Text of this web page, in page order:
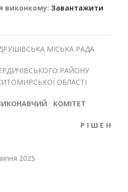
виконкому: Завантажити
МІСЬКА РАДА
РАЙОНУ
ОБЛАСТІ
КОМІТЕТ
Р І Ш Е Н
2025